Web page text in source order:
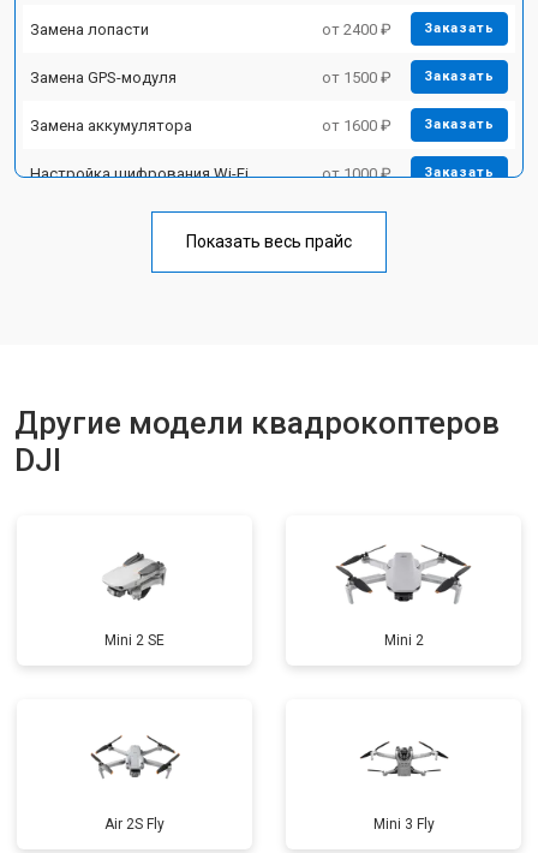
Замена лопасти от 2400 ₽ Заказать
Замена GPS-модуля от 1500 ₽ Заказать
Замена аккумулятора от 1600 ₽ Заказать
Настройка шифрования Wi-Fi от 1000 ₽ Заказать
Замена материнской платы от 2800 ₽
Показать весь прайс
Другие модели квадрокоптеров
DJI
Mini 2 SE Mini 2
Air 2S Fly Mini 3 Fly